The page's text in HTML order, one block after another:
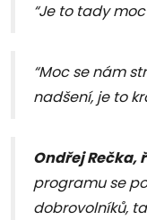
“Je to tady moc
“Moc se nám
nadšení, je to
Ondřej Rečka,
programu se
dobrovolníků,